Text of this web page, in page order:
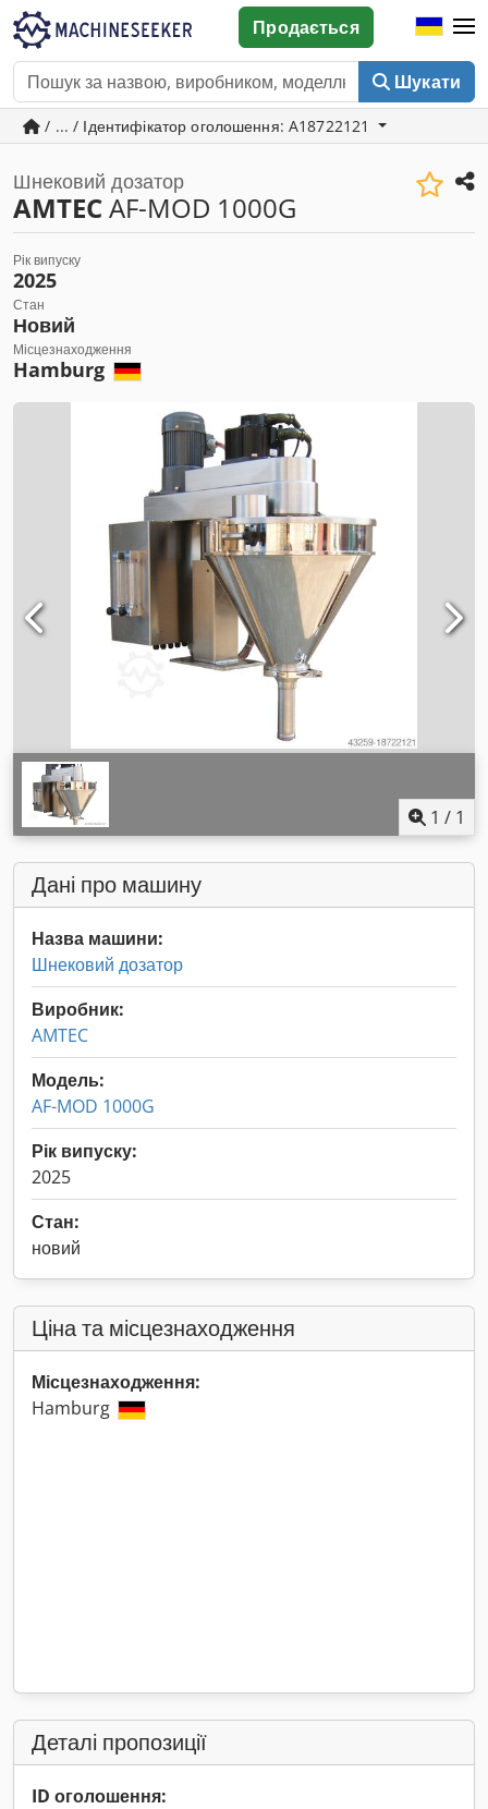
Шукати
Продається
/ ... / Ідентифікатор оголошення: A18722121
Шнековий дозатор
AMTECAF-MOD 1000G
Рік випуску
2025
Стан
Новий
Місцезнаходження
Hamburg
1 / 1
Дані про машину
Назва машини:
Шнековий дозатор
Виробник:
AMTEC
Модель:
AF-MOD 1000G
Рік випуску:
2025
Стан:
новий
Ціна та місцезнаходження
Місцезнаходження:
Hamburg
Деталі пропозиції
ID оголошення: